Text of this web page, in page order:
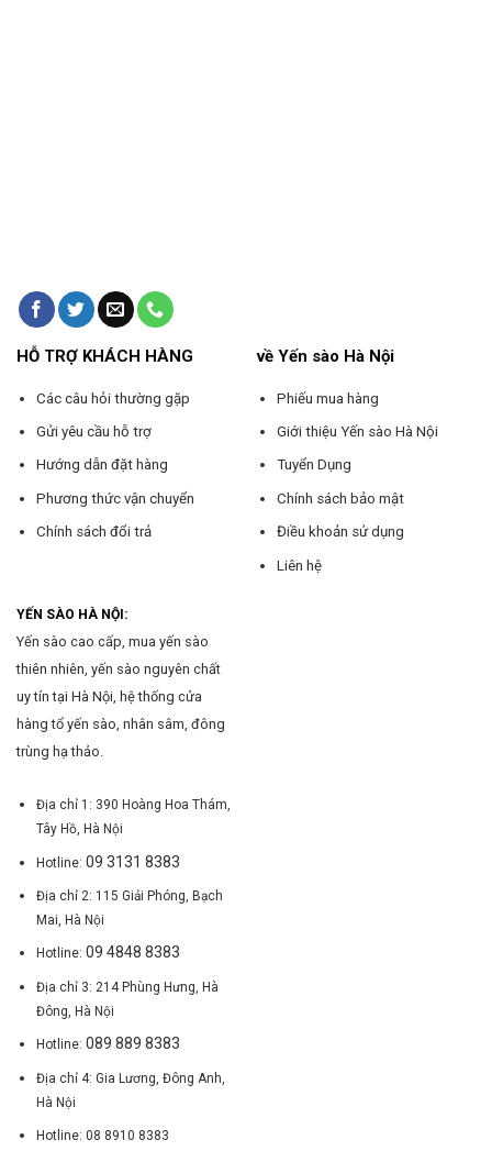
HỖ TRỢ KHÁCH HÀNG
Các câu hỏi thường gặp
Gửi yêu cầu hỗ trợ
Hướng dẫn đặt hàng
Phương thức vận chuyển
Chính sách đổi trả
về Yến sào Hà Nội
Phiếu mua hàng
Giới thiệu Yến sào Hà Nội
Tuyển Dụng
Chính sách bảo mật
Điều khoản sử dụng
Liên hệ
YẾN SÀO HÀ NỘI:
Yến sào cao cấp, mua yến sào
thiên nhiên, yến sào nguyên chất
uy tín tại Hà Nội, hệ thống cửa
hàng tổ yến sào, nhân sâm, đông
trùng hạ thảo.
Địa chỉ 1: 390 Hoàng Hoa Thám,
Tây Hồ, Hà Nội
Hotline: 09 3131 8383
Địa chỉ 2: 115 Giải Phóng, Bạch
Mai, Hà Nội
Hotline: 09 4848 8383
Địa chỉ 3: 214 Phùng Hưng, Hà
Đông, Hà Nội
Hotline: 089 889 8383
Địa chỉ 4: Gia Lương, Đông Anh,
Hà Nội
Hotline: 08 8910 8383